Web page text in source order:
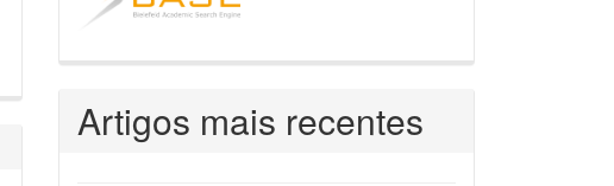
Artigos mais recentes